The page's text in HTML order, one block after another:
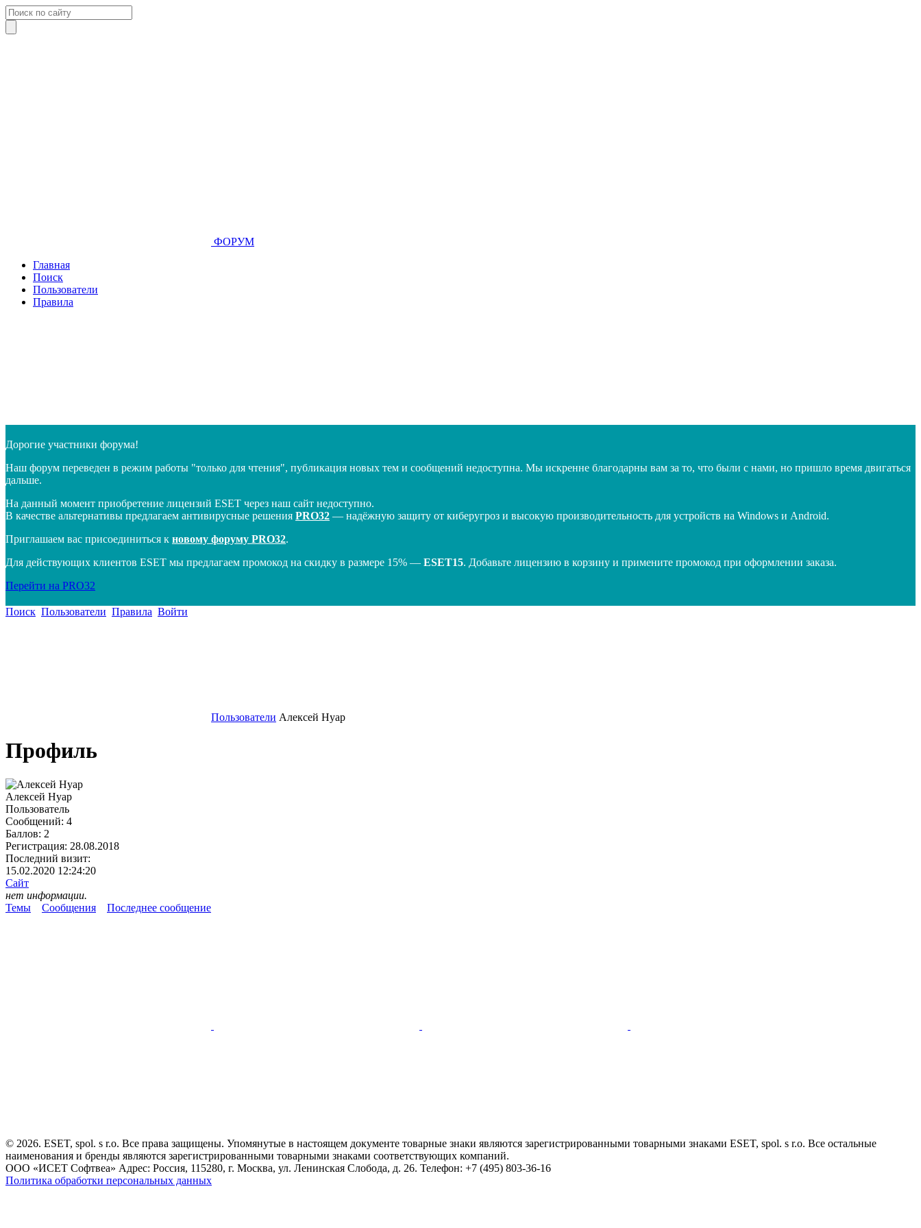
ФОРУМ
Главная
Поиск
Пользователи
Правила
Дорогие участники форума!
Наш форум переведен в режим работы "только для чтения", публикация новых тем и сообщений недоступна. Мы искренне благодарны вам за то, что были с нами, но пришло время двигаться
дальше.
На данный момент приобретение лицензий ESET через наш сайт недоступно.
В качестве альтернативы предлагаем антивирусные решения PRO32 — надёжную защиту от киберугроз и высокую производительность для устройств на Windows и Android.
Приглашаем вас присоединиться к новому форуму PRO32.
Для действующих клиентов ESET мы предлагаем промокод на скидку в размере 15% — ESET15. Добавьте лицензию в корзину и примените промокод при оформлении заказа.
Перейти на PRO32
Поиск Пользователи Правила Войти
Пользователи Алексей Нуар
Профиль
Алексей Нуар
Пользователь
Сообщений: 4
Баллов: 2
Регистрация: 28.08.2018
Последний визит:
15.02.2020 12:24:20
Сайт
нет информации.
Темы
Сообщения Последнее сообщение
© 2026. ESET, spol. s r.o. Все права защищены. Упомянутые в настоящем документе товарные знаки являются зарегистрированными товарными знаками ESET, spol. s r.o. Все остальные
наименования и бренды являются зарегистрированными товарными знаками соответствующих компаний.
ООО «ИСЕТ Софтвеа» Адрес: Россия, 115280, г. Москва, ул. Ленинская Слобода, д. 26. Телефон: +7 (495) 803-36-16
Политика обработки персональных данных